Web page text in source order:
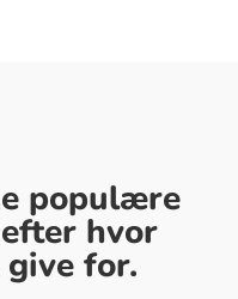
populære
hvor
for.